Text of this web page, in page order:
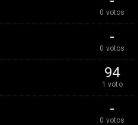
0 votos
-
0 votos
94
1 voto
-
0 votos